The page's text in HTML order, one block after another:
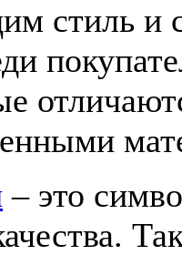
стиль и
– это